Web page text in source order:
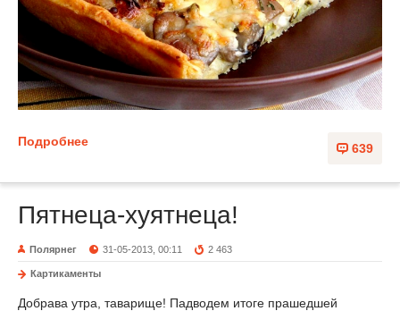
639
Подробнее
Пятнеца-хуятнеца!
Полярнег 31-05-2013, 00:11 2 463
Картикаменты
Добрава утра, таварище! Падводем итоге прашедшей